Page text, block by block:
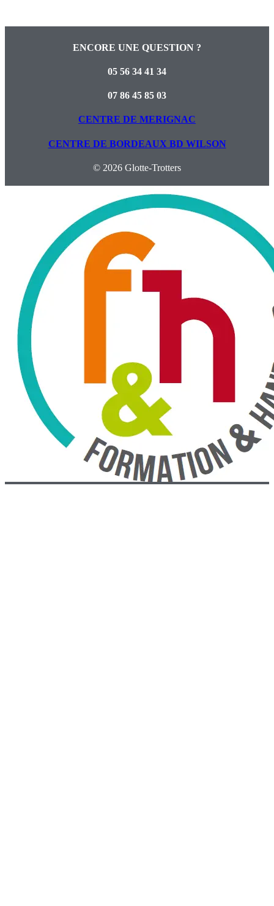
ENCORE UNE QUESTION ?
05 56 34 41 34
07 86 45 85 03
CENTRE DE MERIGNAC
CENTRE DE BORDEAUX BD WILSON
© 2026 Glotte-Trotters